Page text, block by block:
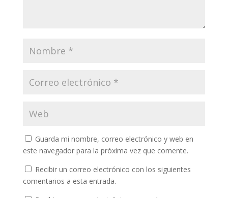
Guarda mi nombre, correo electrónico y web en
este navegador para la próxima vez que comente.
Recibir un correo electrónico con los siguientes
comentarios a esta entrada.